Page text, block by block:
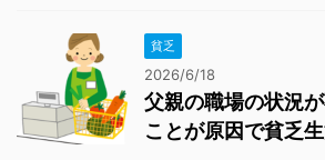
貧乏
2026/6/18
父親の職場の状況
ことが原因で貧乏